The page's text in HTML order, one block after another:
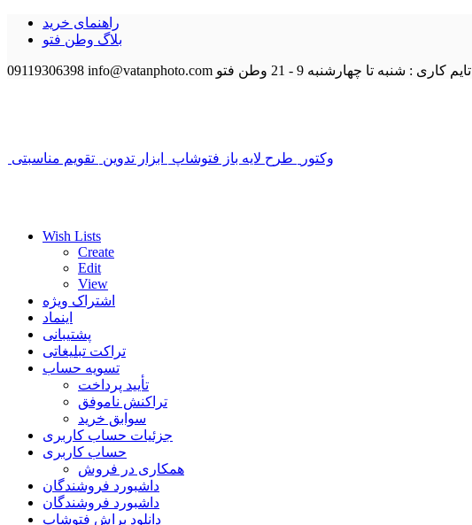
راهنمای خرید
بلاگ وطن فتو
09119306398 info@vatanphoto.com تایم کاری : شنبه تا چهارشنبه 9 - 21 وطن فتو
وکتور طرح لایه باز فتوشاپ ابزار تدوین تقویم مناسبتی
Wish Lists
Create
Edit
View
اشتراک ویژه
اینماد
پشتیبانی
تراکت تبلیغاتی
تسویه حساب
تأیید پرداخت
تراکنش ناموفق
سوابق خرید
جزئیات حساب کاربری
حساب کاربری
همکاری در فروش
داشبورد فروشندگان
داشبورد فروشندگان
دانلود براش فتوشاپ